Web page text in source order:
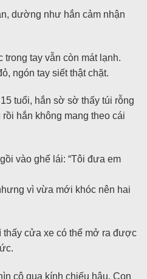
dường như hắn cảm nhận
tay vẫn còn mát lạnh.
ngón tay siết thật chặt.
tuổi, hắn sờ sờ thấy túi rỗng
hắn không mang theo cái
vào ghế lái: “Tôi đưa em
vì vừa mới khóc nên hai
thấy cửa xe có thể mở ra được
cô qua kính chiếu hậu. Con